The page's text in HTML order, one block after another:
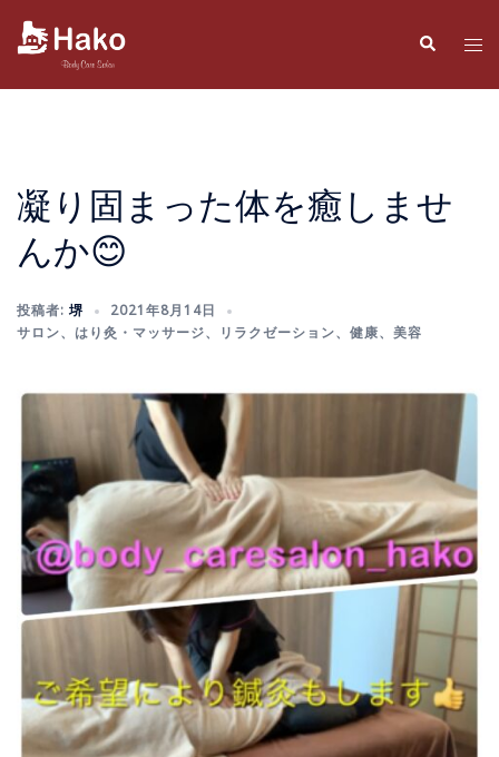
検
索
ト
凝り固まった体を癒しませ
んか😊
投稿者: 堺
2021年8月14日
サロン、 はり灸・マッサージ、 リラクゼーション、 健康、 美容